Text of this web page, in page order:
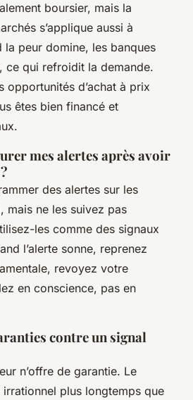
boursier, mais la
s’applique aussi à
la peur domine, les banques
ce qui refroidit la demande.
opportunités d’achat à prix
êtes bien financé et
mes alertes après avoir
des alertes sur les
mais ne les suivez pas
les comme des signaux
l’alerte sonne, reprenez
revoyez votre
en conscience, pas en
contre un signal
n’offre de garantie. Le
plus longtemps que